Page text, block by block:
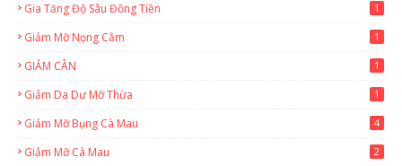
Gia Tăng Độ Sâu Đồng Tiền 1
Giảm Mỡ Nọng Cằm 1
GIẢM CÂN 1
Giảm Da Dư Mỡ Thừa 1
Giảm Mỡ Bụng Cà Mau 4
Giảm Mỡ Cà Mau 2